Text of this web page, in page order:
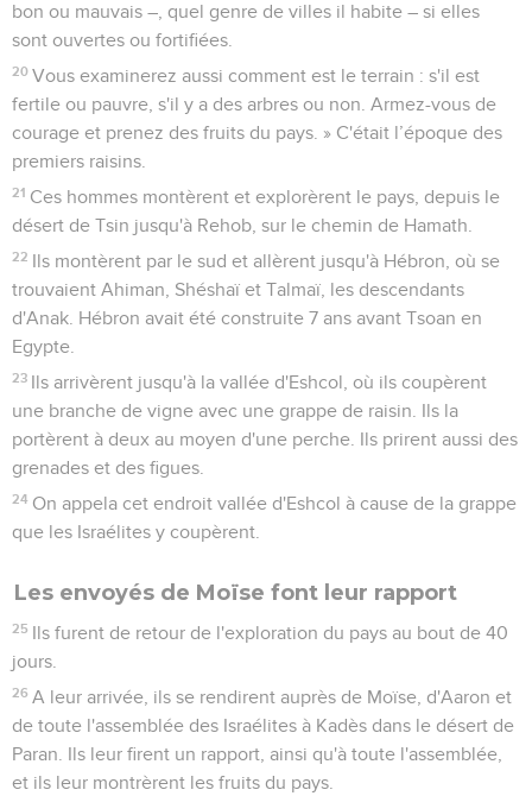
bon ou mauvais –, quel genre de villes il habite – si elles
sont ouvertes ou fortifiées.
20 Vous examinerez aussi comment est le terrain : s'il est
fertile ou pauvre, s'il y a des arbres ou non. Armez-vous de
courage et prenez des fruits du pays. » C'était l’époque des
premiers raisins.
21 Ces hommes montèrent et explorèrent le pays, depuis le
désert de Tsin jusqu'à Rehob, sur le chemin de Hamath.
22 Ils montèrent par le sud et allèrent jusqu'à Hébron, où se
trouvaient Ahiman, Shéshaï et Talmaï, les descendants
d'Anak. Hébron avait été construite 7 ans avant Tsoan en
Egypte.
23 Ils arrivèrent jusqu'à la vallée d'Eshcol, où ils coupèrent
une branche de vigne avec une grappe de raisin. Ils la
portèrent à deux au moyen d'une perche. Ils prirent aussi des
grenades et des figues.
24 On appela cet endroit vallée d'Eshcol à cause de la grappe
que les Israélites y coupèrent.
Les envoyés de Moïse font leur rapport
25 Ils furent de retour de l'exploration du pays au bout de 40
jours.
26 A leur arrivée, ils se rendirent auprès de Moïse, d'Aaron et
de toute l'assemblée des Israélites à Kadès dans le désert de
Paran. Ils leur firent un rapport, ainsi qu'à toute l'assemblée,
et ils leur montrèrent les fruits du pays.